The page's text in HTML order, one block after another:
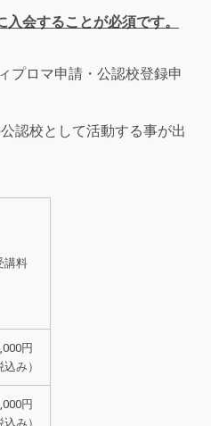
会することが必須です。
プロマ申請・公認校登録申
公認校として活動する事が出
講料
円
込み）
円
込み）